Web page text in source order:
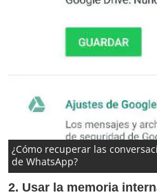
¿Cómo recuperar las
de WhatsApp?
2. Usar la memoria